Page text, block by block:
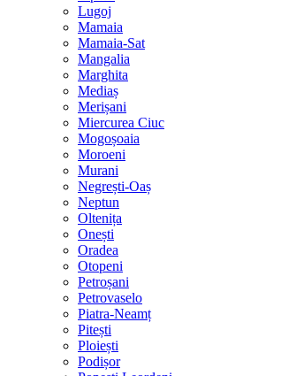
Lugoj
Mamaia
Mamaia-Sat
Mangalia
Marghita
Mediaș
Merișani
Miercurea Ciuc
Mogoșoaia
Moroeni
Murani
Negrești-Oaș
Neptun
Oltenița
Onești
Oradea
Otopeni
Petroșani
Petrovaselo
Piatra-Neamț
Pitești
Ploiești
Podișor